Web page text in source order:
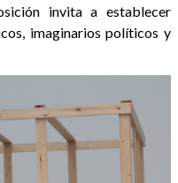
invita a establecer
imaginarios políticos y